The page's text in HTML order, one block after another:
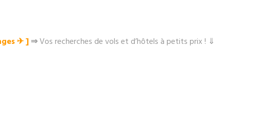
✈︎ ]⇒Vos recherches de vols et d’hôtels à petits prix ! ⇓